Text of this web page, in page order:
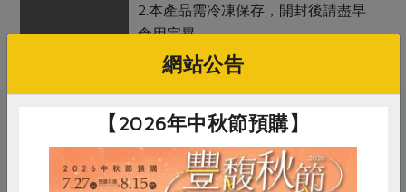
2.本產品需冷凍保存，開封後請盡早
食用完畢。
關鍵字
# 四方鮮乳 # 饅頭
網站公告
【2026年中秋節預購】